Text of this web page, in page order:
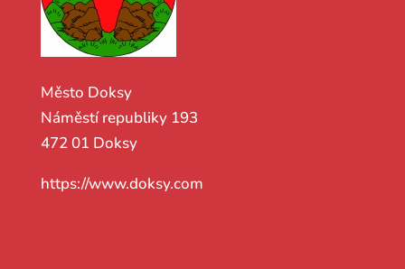
Město Doksy
Náměstí republiky 193
472 01 Doksy
https://www.doksy.com